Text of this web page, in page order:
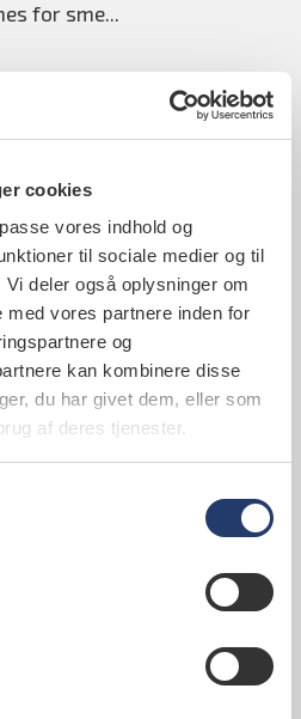
cookies
vores indhold og
til sociale medier og til
deler også oplysninger om
vores partnere inden for
og
kan kombinere disse
du har givet dem, eller som
af deres tjenester.
for sme...
til tandlæge
har fået
Navnlig
35 og 55 år har været
kan gå ud over
sag mod HK
Tandlægeforeningen og ti
for HK Privats